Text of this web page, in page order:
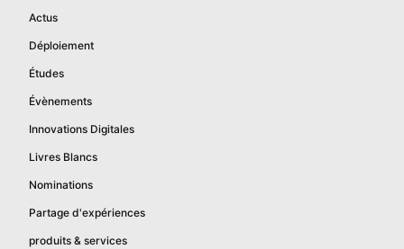
Actus
Déploiement
Études
Évènements
Innovations Digitales
Livres Blancs
Nominations
Partage d'expériences
produits & services